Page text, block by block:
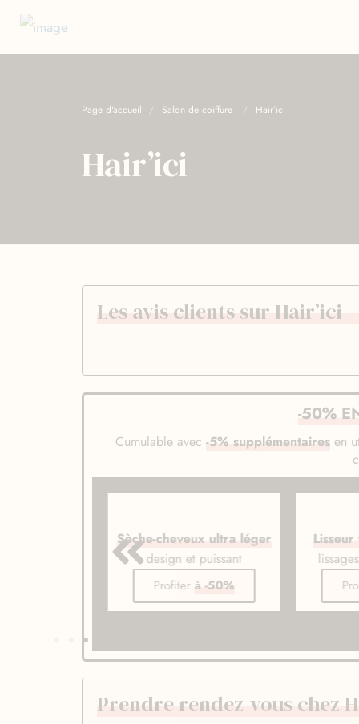
Page d'accueil Salon de coiffure Hair’ici
Hair’ici
Les avis clients sur Hair’ici
-50%
Cumulable avec -5% supplémentairesen
Sèche-cheveux ultra léger
design et puissant
Profiter à -50%
Prendre rendez-vous chez